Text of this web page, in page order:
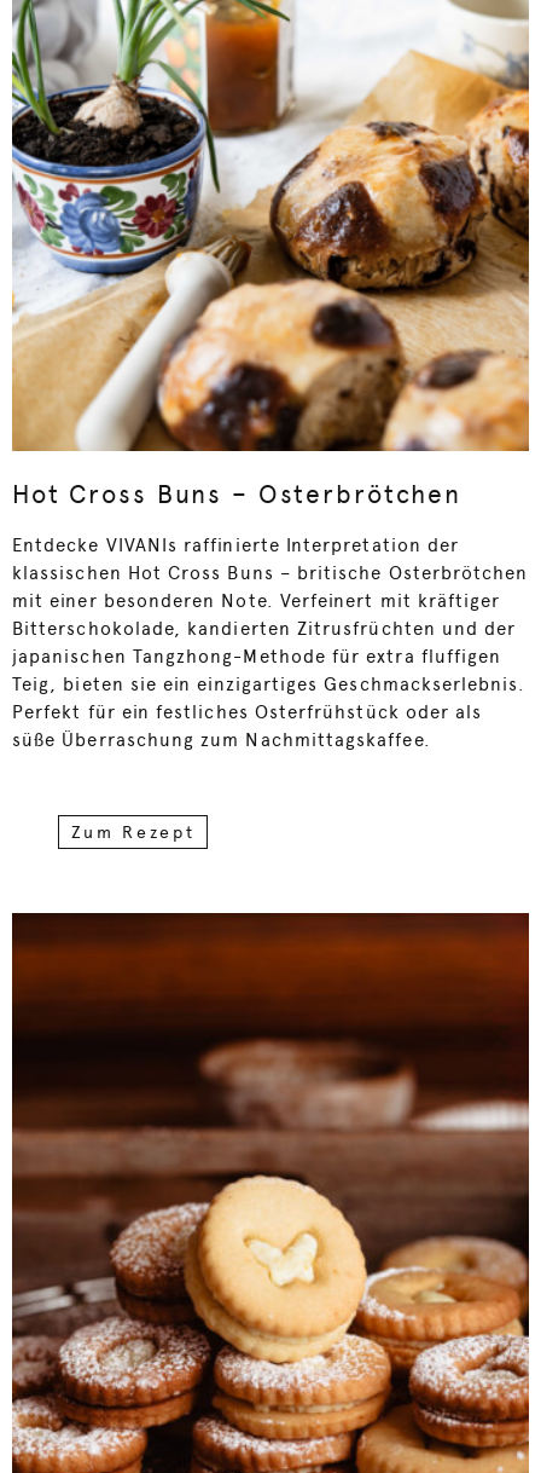
Hot Cross Buns – Osterbrötchen
Entdecke VIVANIs raffinierte Interpretation der
klassischen Hot Cross Buns – britische Osterbrötchen
mit einer besonderen Note. Verfeinert mit kräftiger
Bitterschokolade, kandierten Zitrusfrüchten und der
japanischen Tangzhong-Methode für extra fluffigen
Teig, bieten sie ein einzigartiges Geschmackserlebnis.
Perfekt für ein festliches Osterfrühstück oder als
süße Überraschung zum Nachmittagskaffee.
Zum Rezept